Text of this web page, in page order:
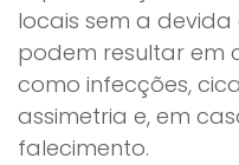
locais sem a
podem resultar em
como infecções,
assimetria e, em
falecimento.